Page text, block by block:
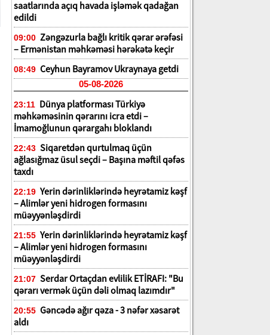
saatlarında açıq havada işləmək qadağan
edildi
09:00 Zəngəzurla bağlı kritik qərar ərəfəsi
– Ermənistan məhkəməsi hərəkətə keçir
08:49 Ceyhun Bayramov Ukraynaya getdi
05-08-2026
23:11 Dünya platforması Türkiyə
məhkəməsinin qərarını icra etdi –
İmamoğlunun qərargahı bloklandı
22:43 Siqaretdən qurtulmaq üçün
ağlasığmaz üsul seçdi – Başına məftil qəfəs
taxdı
22:19 Yerin dərinliklərində heyrətamiz kəşf
– Alimlər yeni hidrogen formasını
müəyyənləşdirdi
21:55 Yerin dərinliklərində heyrətamiz kəşf
– Alimlər yeni hidrogen formasını
müəyyənləşdirdi
21:07 Serdar Ortaçdan evlilik ETİRAFI: "Bu
qərarı vermək üçün dəli olmaq lazımdır"
20:55 Gəncədə ağır qəza - 3 nəfər xəsarət
aldı